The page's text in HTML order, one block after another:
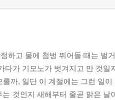
정하고 물에 첨벙 뛰어들 때는 벌
다가 기모노가 벗겨지고 만 것일
를까, 일단 이 계절에는 그런 일
는 것인지 새해부터 줄곧 맑은